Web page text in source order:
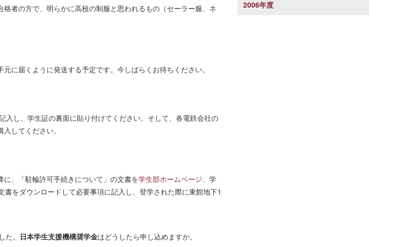
者の方で、明らかに高校の制服と思われるもの（セーラー服、ネ
に届くように発送する予定です。今しばらくお待ちください。
し、学生証の裏面に貼り付けてください。そして、各電鉄会社の
してください。
、「駐輪許可手続きについて」の文書を学生部ホームページ、学
をダウンロードして必要事項に記入し、登学された際に東館地下1
た。 日本学生支援機構奨学金はどうしたら申し込めますか。
2006年度